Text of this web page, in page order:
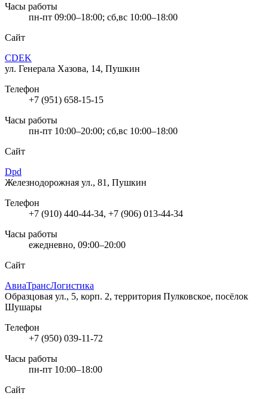
Часы работы
пн-пт 09:00–18:00; сб,вс 10:00–18:00
Сайт
CDEK
ул. Генерала Хазова, 14, Пушкин
Телефон
+7 (951) 658-15-15
Часы работы
пн-пт 10:00–20:00; сб,вс 10:00–18:00
Сайт
Dpd
Железнодорожная ул., 81, Пушкин
Телефон
+7 (910) 440-44-34, +7 (906) 013-44-34
Часы работы
ежедневно, 09:00–20:00
Сайт
АвиаТрансЛогистика
Образцовая ул., 5, корп. 2, территория Пулковское, посёлок
Шушары
Телефон
+7 (950) 039-11-72
Часы работы
пн-пт 10:00–18:00
Сайт